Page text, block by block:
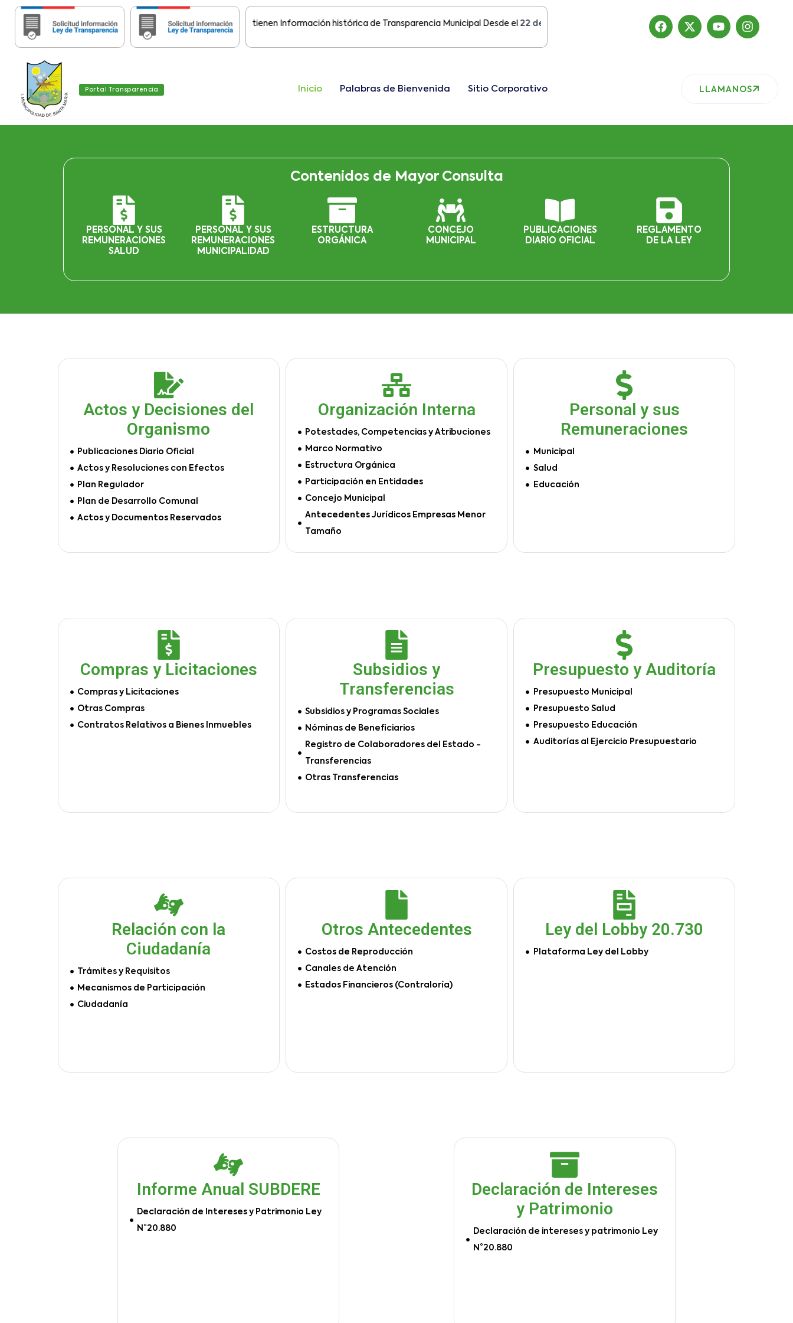
Importante:Estas páginas contienen Información histórica de Transparencia Municipal Desde el22 de Agosto del 2019 , nuestro sitio ha migrado
Portal Transparencia Inicio Palabras de Bienvenida Sitio Corporativo LLAMANOS
Contenidos de Mayor Consulta
PERSONAL Y SUS
REMUNERACIONES
SALUD
PERSONAL Y SUS
REMUNERACIONES
MUNICIPALIDAD
ESTRUCTURA
ORGÁNICA
CONCEJO
MUNICIPAL
PUBLICACIONES
DIARIO OFICIAL
REGLAMENTO
DE LA LEY
Actos y Decisiones del
Organismo
Publicaciones Diario Oficial
Actos y Resoluciones con Efectos
Plan Regulador
Plan de Desarrollo Comunal
Actos y Documentos Reservados
Organización Interna
Potestades, Competencias y Atribuciones
Marco Normativo
Estructura Orgánica
Participación en Entidades
Concejo Municipal
Antecedentes Jurídicos Empresas Menor
Tamaño
Personal y sus
Remuneraciones
Municipal
Salud
Educación
Compras y Licitaciones
Compras y Licitaciones
Otras Compras
Contratos Relativos a Bienes Inmuebles
Subsidios y
Transferencias
Subsidios y Programas Sociales
Nóminas de Beneficiarios
Registro de Colaboradores del Estado -
Transferencias
Otras Transferencias
Presupuesto y Auditoría
Presupuesto Municipal
Presupuesto Salud
Presupuesto Educación
Auditorías al Ejercicio Presupuestario
Relación con la
Ciudadanía
Trámites y Requisitos
Mecanismos de Participación
Ciudadanía
Otros Antecedentes
Costos de Reproducción
Canales de Atención
Estados Financieros (Contraloría)
Ley del Lobby 20.730
Plataforma Ley del Lobby
Informe Anual SUBDERE
Declaración de Intereses y Patrimonio Ley
N°20.880
Declaración de Intereses
y Patrimonio
Declaración de intereses y patrimonio Ley
N°20.880